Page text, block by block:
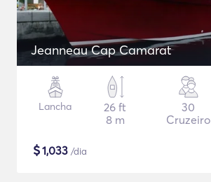
Jeanneau Cap Camarat
Lancha
26 ft
8 m
30
Cruzeiro
$1,033 /dia